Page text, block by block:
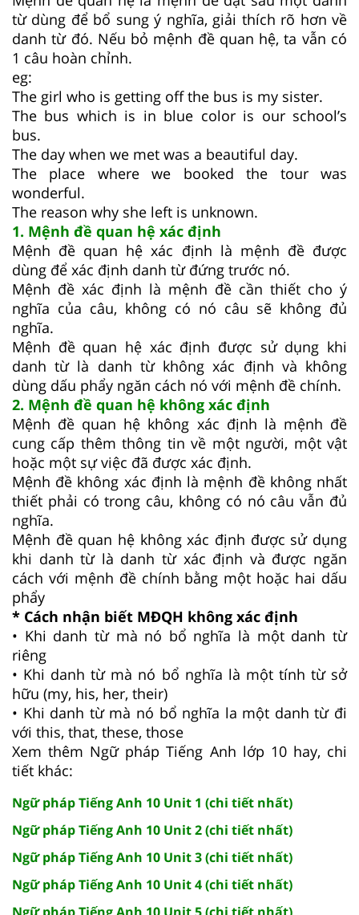
từ dùng để bổ sung ý nghĩa, giải thích rõ hơn về
danh từ đó. Nếu bỏ mệnh đề quan hệ, ta vẫn có
1 câu hoàn chỉnh.
eg:
The girl who is getting off the bus is my sister.
The bus which is in blue color is our school’s
bus.
The day when we met was a beautiful day.
The place where we booked the tour was
wonderful.
The reason why she left is unknown.
1. Mệnh đề quan hệ xác định
Mệnh đề quan hệ xác định là mệnh đề được
dùng để xác định danh từ đứng trước nó.
Mệnh đề xác định là mệnh đề cần thiết cho ý
nghĩa của câu, không có nó câu sẽ không đủ
nghĩa.
Mệnh đề quan hệ xác định được sử dụng khi
danh từ là danh từ không xác định và không
dùng dấu phẩy ngăn cách nó với mệnh đề chính.
2. Mệnh đề quan hệ không xác định
Mệnh đề quan hệ không xác định là mệnh đề
cung cấp thêm thông tin về một người, một vật
hoặc một sự việc đã được xác định.
Mệnh đề không xác định là mệnh đề không nhất
thiết phải có trong câu, không có nó câu vẫn đủ
nghĩa.
Mệnh đề quan hệ không xác định được sử dụng
khi danh từ là danh từ xác định và được ngăn
cách với mệnh đề chính bằng một hoặc hai dấu
phẩy
* Cách nhận biết MĐQH không xác định
• Khi danh từ mà nó bổ nghĩa là một danh từ
riêng
• Khi danh từ mà nó bổ nghĩa là một tính từ sở
hữu (my, his, her, their)
• Khi danh từ mà nó bổ nghĩa la một danh từ đi
với this, that, these, those
Xem thêm Ngữ pháp Tiếng Anh lớp 10 hay, chi
tiết khác:
Ngữ pháp Tiếng Anh 10 Unit 1 (chi tiết nhất)
Ngữ pháp Tiếng Anh 10 Unit 2 (chi tiết nhất)
Ngữ pháp Tiếng Anh 10 Unit 3 (chi tiết nhất)
Ngữ pháp Tiếng Anh 10 Unit 4 (chi tiết nhất)